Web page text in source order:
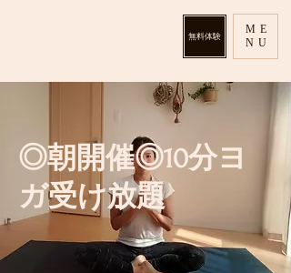
無料体験
ME
NU
◎朝開催◎10分ヨ
ガ受け放題